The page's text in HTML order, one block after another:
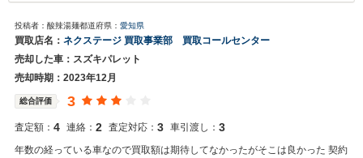
投稿者：酸辣湯麺都道府県： 愛知県
買取店名： ネクステージ 買取事業部 買取コールセンター
売却した車：スズキパレット
売却時期：2023年12月
総合評価 3
査定額： 4 連絡： 2 査定対応： 3 車引渡し： 3
年数の経っている車なので買取額は期待してなかったがそこは良かった 契約